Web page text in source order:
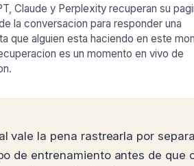
Claude y Perplexity recuperan su
la conversacion para responder una
que alguien esta haciendo en este
es un momento en vivo de
vale la pena rastrearla por
de entrenamiento antes de